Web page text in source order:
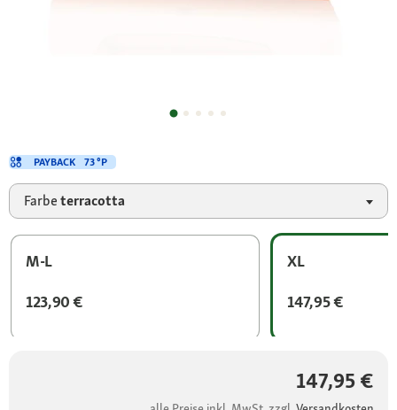
Farbeterracotta
M-L
123,90 €
XL
147,95 €
147,95 €
PAYBACK 73 °P